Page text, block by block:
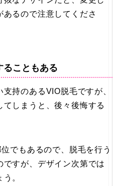
るので注意してくださ
ることもある
持のあるVIO脱毛ですが、
しまうと、後々後悔する
でもあるので、脱毛を行う
ですが、デザイン次第では
。